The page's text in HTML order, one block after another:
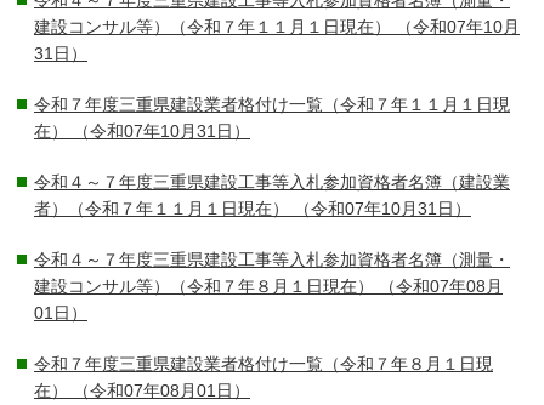
建設コンサル等）（令和７年１１月１日現在）
（令和07年10月
31日）
令和７年度三重県建設業者格付け一覧（令和７年１１月１日現
在）
（令和07年10月31日）
令和４～７年度三重県建設工事等入札参加資格者名簿（建設業
者）（令和７年１１月１日現在）
（令和07年10月31日）
令和４～７年度三重県建設工事等入札参加資格者名簿（測量・
建設コンサル等）（令和７年８月１日現在）
（令和07年08月
01日）
令和７年度三重県建設業者格付け一覧（令和７年８月１日現
在）
（令和07年08月01日）